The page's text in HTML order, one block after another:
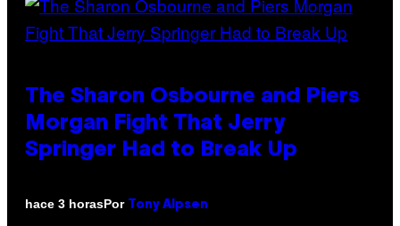
The Sharon Osbourne and Piers
Morgan Fight That Jerry
Springer Had to Break Up
hace 3 horasPor Tony Alpsen